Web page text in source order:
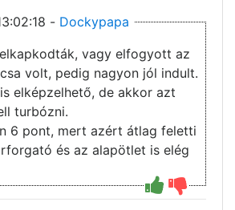
- Dockypapa
vagy elfogyott az
volt, pedig nagyon jól indult.
elképzelhető, de akkor azt
turbózni.
6 pont, mert azért átlag feletti
és az alapötlet is elég